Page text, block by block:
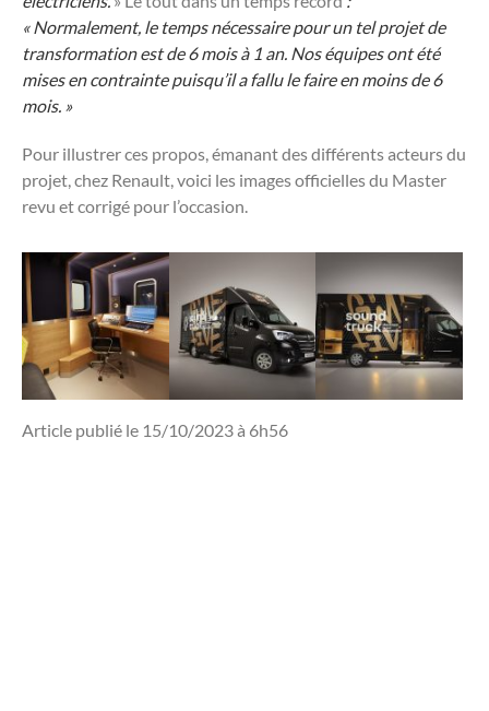
« Normalement, le temps nécessaire pour un tel projet de
transformation est de 6 mois à 1 an. Nos équipes ont été
mises en contrainte puisqu’il a fallu le faire en moins de 6
mois. »
Pour illustrer ces propos, émanant des différents acteurs du
projet, chez Renault, voici les images officielles du Master
revu et corrigé pour l’occasion.
Article publié le 15/10/2023 à 6h56